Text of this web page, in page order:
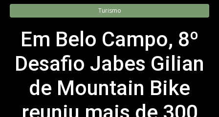
Turismo
Em Belo Campo, 8º
Desafio Jabes Gilian
de Mountain Bike